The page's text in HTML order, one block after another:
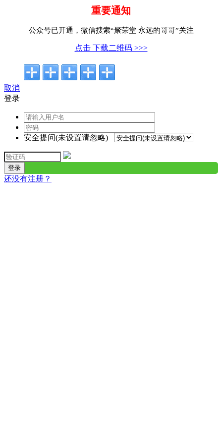
重要通知
公众号已开通，微信搜索“聚荣堂 永远的哥哥”关注
点击 下载二维码 >>>
取消
登录
安全提问(未设置请忽略)
登录
还没有注册？